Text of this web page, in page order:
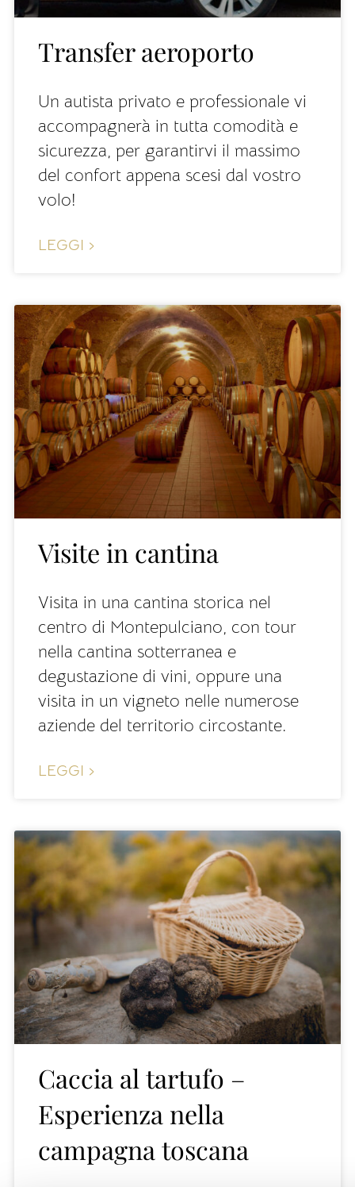
Transfer aeroporto
Un autista privato e professionale vi
accompagnerà in tutta comodità e
sicurezza, per garantirvi il massimo
del confort appena scesi dal vostro
volo!
LEGGI ›
Visite in cantina
Visita in una cantina storica nel
centro di Montepulciano, con tour
nella cantina sotterranea e
degustazione di vini, oppure una
visita in un vigneto nelle numerose
aziende del territorio circostante.
LEGGI ›
Caccia al tartufo –
Esperienza nella
campagna toscana